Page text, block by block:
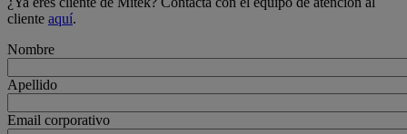
cliente aquí.
Nombre
Apellido
Email corporativo